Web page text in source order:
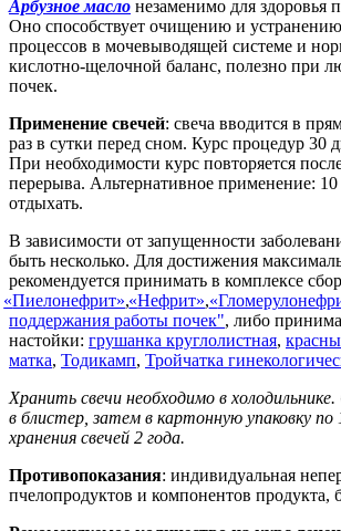
Арбузное масло незаменимо для здоровья
Оно способствует очищению и
процессов в мочевыводящей системе и
кислотно-щелочной баланс, полезно при
почек.
Применение свечей: свеча вводится в
раз в сутки перед сном. Курс процедур 30
При необходимости курс повторяется
перерыва. Альтернативное применение: 10
отдыхать.
В зависимости от запущенности
быть несколько. Для достижения
рекомендуется принимать в комплексе
«Пиелонефрит»,«Нефрит»,«
поддержания работы почек", либо
настойки: грушанка круглолистная,
матка, Тодикамп, Тройчатка
Хранить свечи необходимо в
в блистер, затем в картонную упаковку
хранения свечей 2 года.
Противопоказания: индивидуальная
пчелопродуктов и компонентов продукта,